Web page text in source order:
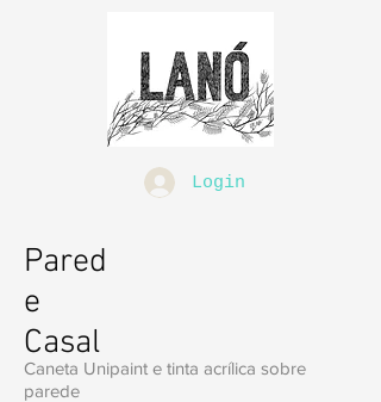
Login
Pared
e
Casal
Caneta Unipaint e tinta acrílica sobre
parede